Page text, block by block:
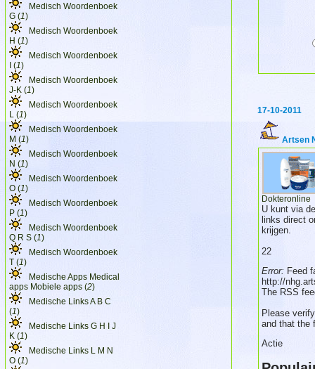
Medisch Woordenboek
G (1)
Medisch Woordenboek
H (1)
Medisch Woordenboek
I (1)
Medisch Woordenboek
J-K (1)
Medisch Woordenboek
L (1)
Medisch Woordenboek
M (1)
Medisch Woordenboek
N (1)
Medisch Woordenboek
O (1)
Medisch Woordenboek
P (1)
Medisch Woordenboek
Q R S (1)
Medisch Woordenboek
T (1)
Medische Apps Medical
apps Mobiele apps (2)
Medische Links A B C
(1)
Medische Links G H I J
K (1)
Medische Links L M N
O (1)
17-10-2011
Artsen
Dokteronline
U kunt via
links direct
krijgen.
22
Error: Feed
http://
The RSS
Please
and that the
Actie